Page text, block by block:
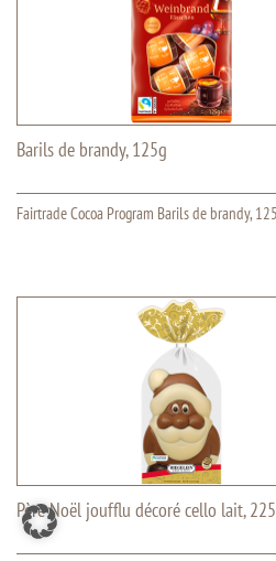
Barils de brandy, 125g
Fairtrade Cocoa Program Barils de brandy,
Père Noël joufflu décoré cello lait,